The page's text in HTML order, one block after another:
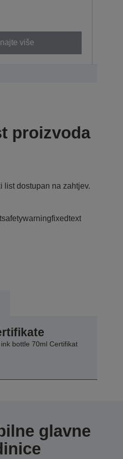
više
proizvoda
list dostupan na zahtjev.
bottle 70ml Certifikat
glavne